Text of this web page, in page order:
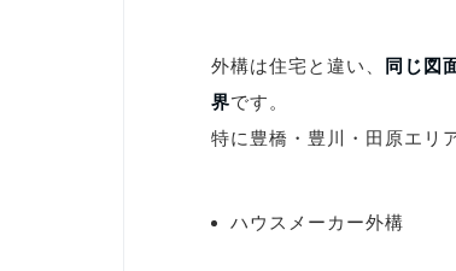
外構は住宅と違い、
同じ図
界です。
特に豊橋・豊川・田原エリ
ハウスメーカー外構